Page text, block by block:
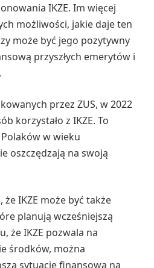
IKZE. Im więcej
możliwości, jakie daje ten
może być jego pozytywny
przyszłych emerytów i
przez ZUS, w 2022
korzystało z IKZE. To
w wieku
oszczędzają na swoją
IKZE może być także
planują wcześniejszą
że IKZE pozwala na
środków, można
sytuację finansową na